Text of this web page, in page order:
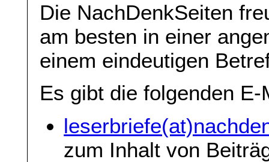
Die NachDenkSeiten
am besten in einer
einem eindeutigen
Es gibt die folgenden
zum Inhalt von